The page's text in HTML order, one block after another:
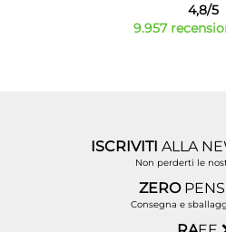
4,8/5
9.957
ISCRIVITI ALLA
Non perderti le
ZERO
Consegna e